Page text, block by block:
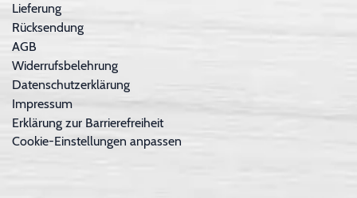
Lieferung
Rücksendung
AGB
Widerrufsbelehrung
Datenschutzerklärung
Impressum
Erklärung zur Barrierefreiheit
Cookie-Einstellungen anpassen